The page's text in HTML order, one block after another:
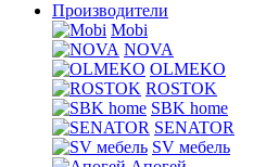
Производители
Mobi
NOVA
OLMEKO
ROSTOK
SBK home
SENATOR
SV мебель